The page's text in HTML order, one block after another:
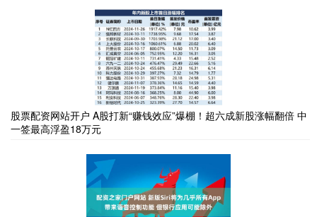
股票配资网站开户 A股打新“赚钱效应”爆棚！超六成新股涨幅翻倍 中
一签最高浮盈18万元